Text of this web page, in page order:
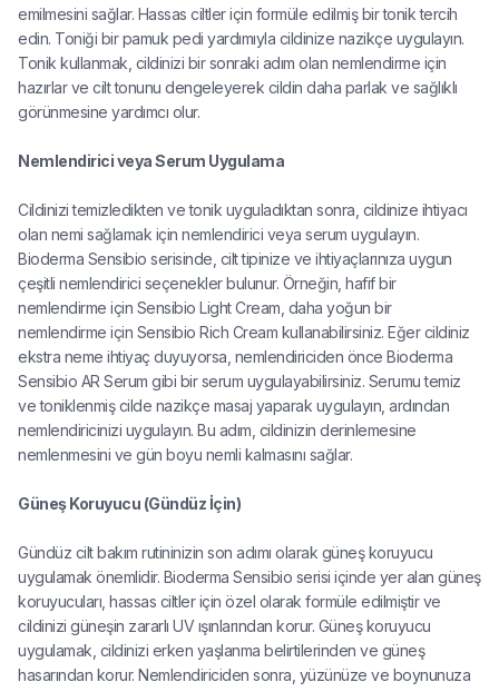
emilmesini sağlar. Hassas ciltler için formüle edilmiş bir tonik tercih
edin. Toniği bir pamuk pedi yardımıyla cildinize nazikçe uygulayın.
Tonik kullanmak, cildinizi bir sonraki adım olan nemlendirme için
hazırlar ve cilt tonunu dengeleyerek cildin daha parlak ve sağlıklı
görünmesine yardımcı olur.
Nemlendirici veya Serum Uygulama
Cildinizi temizledikten ve tonik uyguladıktan sonra, cildinize ihtiyacı
olan nemi sağlamak için nemlendirici veya serum uygulayın.
Bioderma Sensibio serisinde, cilt tipinize ve ihtiyaçlarınıza uygun
çeşitli nemlendirici seçenekler bulunur. Örneğin, hafif bir
nemlendirme için Sensibio Light Cream, daha yoğun bir
nemlendirme için Sensibio Rich Cream kullanabilirsiniz. Eğer cildiniz
ekstra neme ihtiyaç duyuyorsa, nemlendiriciden önce Bioderma
Sensibio AR Serum gibi bir serum uygulayabilirsiniz. Serumu temiz
ve toniklenmiş cilde nazikçe masaj yaparak uygulayın, ardından
nemlendiricinizi uygulayın. Bu adım, cildinizin derinlemesine
nemlenmesini ve gün boyu nemli kalmasını sağlar.
Güneş Koruyucu (Gündüz İçin)
Gündüz cilt bakım rutininizin son adımı olarak güneş koruyucu
uygulamak önemlidir. Bioderma Sensibio serisi içinde yer alan güneş
koruyucuları, hassas ciltler için özel olarak formüle edilmiştir ve
cildinizi güneşin zararlı UV ışınlarından korur. Güneş koruyucu
uygulamak, cildinizi erken yaşlanma belirtilerinden ve güneş
hasarından korur. Nemlendiriciden sonra, yüzünüze ve boynunuza